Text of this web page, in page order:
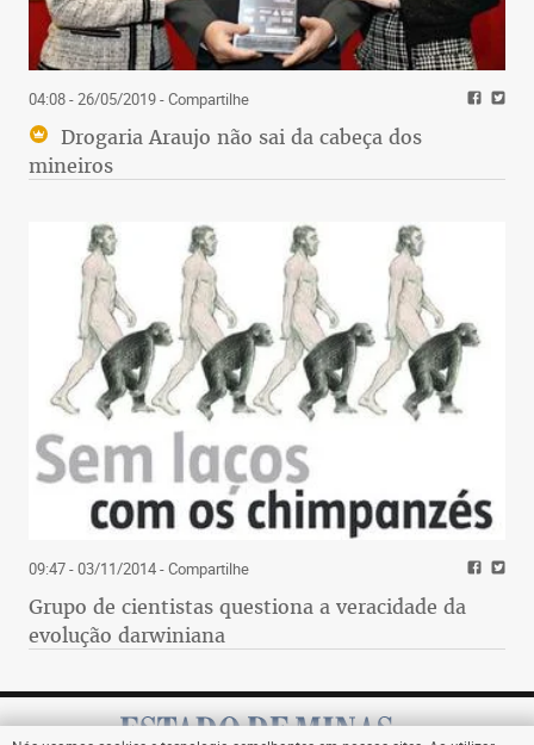
04:08 - 26/05/2019- Compartilhe
Drogaria Araujo não sai da cabeça dos
mineiros
09:47 - 03/11/2014- Compartilhe
Grupo de cientistas questiona a veracidade da
evolução darwiniana